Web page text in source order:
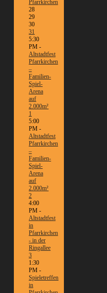
Pfarrkirchen
28
29
30
31
5:30
PM -
Altstadtfest
Pfarrkirchen
–
Familien-
Spiel-
Arena
auf
2.000m²
1
5:00
PM -
Altstadtfest
Pfarrkirchen
–
Familien-
Spiel-
Arena
auf
2.000m²
2
4:00
PM -
Altstadtfest
in
Pfarrkirchen
- in der
Ringallee
3
1:30
PM -
Spieletreffen
in